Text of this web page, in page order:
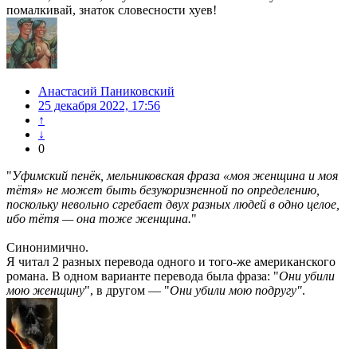
помалкивай, знаток словесности хуев!
Анастасий Паниковский
25 декабря 2022, 17:56
↑
↓
0
"Уфимский пенёк, мельниковская фраза «моя женщина и моя
тётя» не может быть безукоризненной по определению,
поскольку невольно сгребает двух разных людей в одно целое,
ибо тётя — она тоже женщина."
Синонимично.
Я читал 2 разных перевода одного и того-же американского
романа. В одном варианте перевода была фраза: "Они убили
мою женщину", в другом — "Они убили мою подругу".